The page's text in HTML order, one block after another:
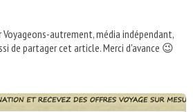
autrement, média indépendant,
de partager cet article. Merci d'avance 😉